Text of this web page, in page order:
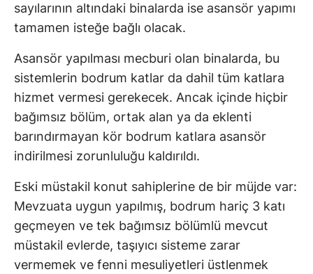
sayılarının altındaki binalarda ise asansör yapımı
tamamen isteğe bağlı olacak.
Asansör yapılması mecburi olan binalarda, bu
sistemlerin bodrum katlar da dahil tüm katlara
hizmet vermesi gerekecek. Ancak içinde hiçbir
bağımsız bölüm, ortak alan ya da eklenti
barındırmayan kör bodrum katlara asansör
indirilmesi zorunluluğu kaldırıldı.
Eski müstakil konut sahiplerine de bir müjde var:
Mevzuata uygun yapılmış, bodrum hariç 3 katı
geçmeyen ve tek bağımsız bölümlü mevcut
müstakil evlerde, taşıyıcı sisteme zarar
vermemek ve fenni mesuliyetleri üstlenmek